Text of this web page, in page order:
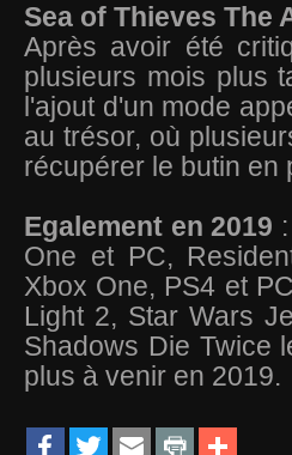
Sea of Thieves The
Après avoir été
plusieurs mois plus
l'ajout d'un mode
au trésor, où
récupérer le butin
Egalement en 2019
One et PC,
Xbox One, PS4 et
Light 2, Star Wars
Shadows Die Twice
plus à venir en 2019.